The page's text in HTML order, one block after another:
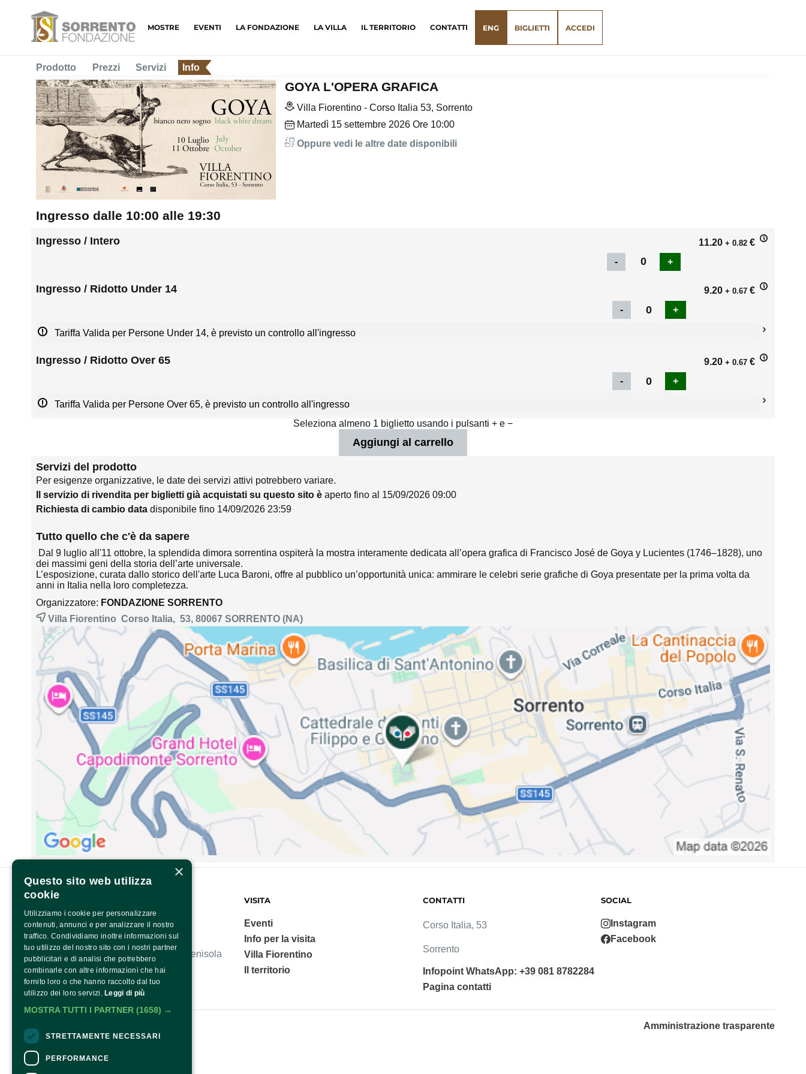
MOSTRE EVENTI LA FONDAZIONE LA VILLA IL TERRITORIO CONTATTI ENG BIGLIETTI ACCEDI
Prodotto Prezzi Servizi Info
GOYA L'OPERA GRAFICA
Villa Fiorentino - Corso Italia 53, Sorrento
Martedì 15 settembre 2026 Ore 10:00
Oppure vedi le altre date disponibili
Ingresso dalle 10:00 alle 19:30
Ingresso / Intero 11.20 + 0.82 €
Ingresso / Ridotto Under 14 9.20 + 0.67 €
Tariffa Valida per Persone Under 14, è previsto un controllo all'ingresso
Ingresso / Ridotto Over 65 9.20 + 0.67 €
Tariffa Valida per Persone Over 65, è previsto un controllo all'ingresso
Seleziona almeno 1 biglietto usando i pulsanti + e −
Servizi del prodotto
Per esigenze organizzative, le date dei servizi attivi potrebbero variare.
Il servizio di rivendita per biglietti già acquistati su questo sito è aperto fino al 15/09/2026 09:00
Richiesta di cambio data disponibile fino 14/09/2026 23:59
Tutto quello che c'è da sapere
Dal 9 luglio all'11 ottobre, la splendida dimora sorrentina ospiterà la mostra interamente dedicata all’opera grafica di Francisco José de Goya y Lucientes (1746–1828), uno
dei massimi geni della storia dell’arte universale.
L’esposizione, curata dallo storico dell'arte Luca Baroni, offre al pubblico un’opportunità unica: ammirare le celebri serie grafiche di Goya presentate per la prima volta da
anni in Italia nella loro completezza.
Organizzatore: FONDAZIONE SORRENTO
Villa Fiorentino Corso Italia, 53, 80067 SORRENTO(NA)
FONDAZIONE SORRENTO
Villa Fiorentino, polo culturale della Penisola
Sorrentina.
VISITA
Eventi
Info per la visita
Villa Fiorentino
Il territorio
CONTATTI
Corso Italia, 53
Sorrento
Infopoint WhatsApp: +39 081 8782284
Pagina contatti
SOCIAL
Instagram
Facebook
Amministrazione trasparente
Contatti
×
Questo sito web utilizza
cookie
Utilizziamo i cookie per personalizzare
contenuti, annunci e per analizzare il nostro
traffico. Condividiamo inoltre informazioni sul
tuo utilizzo del nostro sito con i nostri partner
pubblicitari e di analisi che potrebbero
combinarle con altre informazioni che hai
fornito loro o che hanno raccolto dal tuo
utilizzo dei loro servizi. Leggi di più
MOSTRA TUTTI I PARTNER (1658) →
STRETTAMENTE NECESSARI
PERFORMANCE